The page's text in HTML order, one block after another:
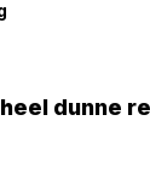
dunne